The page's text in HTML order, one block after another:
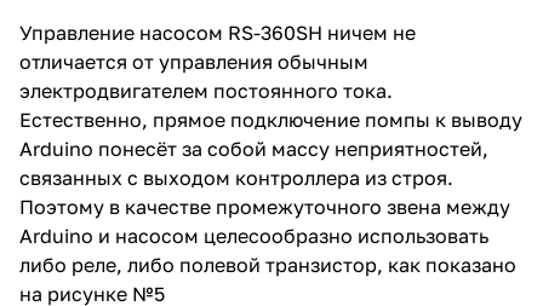
Управление насосом RS-360SH ничем не
отличается от управления обычным
электродвигателем постоянного тока.
Естественно, прямое подключение помпы к выводу
Arduino понесёт за собой массу неприятностей,
связанных с выходом контроллера из строя.
Поэтому в качестве промежуточного звена между
Arduino и насосом целесообразно использовать
либо реле, либо полевой транзистор, как показано
на рисунке №5